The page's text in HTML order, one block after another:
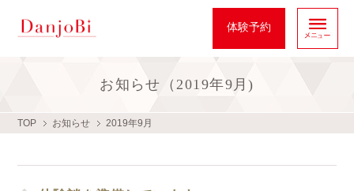
体験予約
お知らせ（2019年9月)
TOP お知らせ 2019年9月